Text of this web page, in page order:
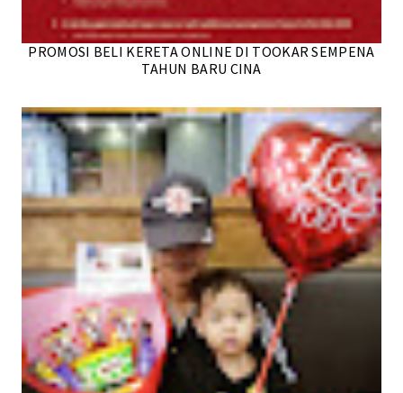
PROMOSI BELI KERETA ONLINE DI TOOKAR SEMPENA
TAHUN BARU CINA